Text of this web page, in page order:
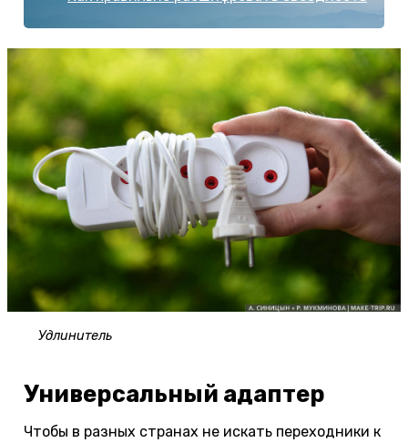
Удлинитель
Универсальный адаптер
Чтобы в разных странах не искать переходники к